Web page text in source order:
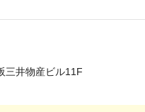
井物産ビル11F